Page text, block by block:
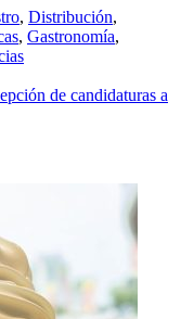
, Distribución,
, Gastronomía,
de candidaturas a